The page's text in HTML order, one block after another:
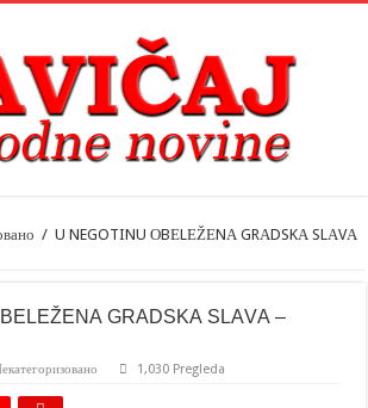
/ U NEGOTINU ОBЕLЕŽЕNА GRАDSKА SLАVА
GRАDSKА SLАVА –
1,030 Pregleda